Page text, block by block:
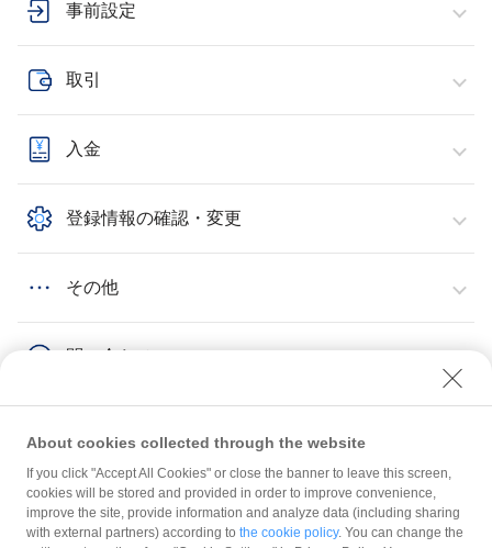
事前設定
取引
入金
登録情報の確認・変更
その他
問い合わせ
その他 PayPayポイントAPI
規約
About cookies collected through the website
If you click "Accept All Cookies" or close the banner to leave this screen,
cookies will be stored and provided in order to improve convenience,
improve the site, provide information and analyze data (including sharing
with external partners) according to the cookie policy. You can change the